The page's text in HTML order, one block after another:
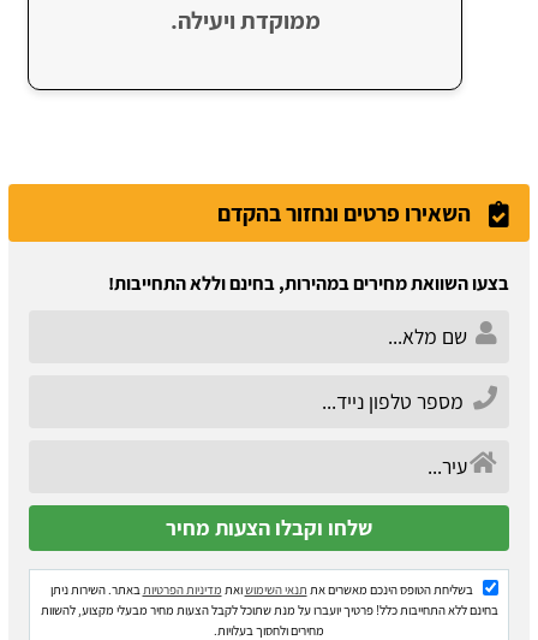
ממוקדת ויעילה.
השאירו פרטים ונחזור בהקדם
בצעו השוואת מחירים במהירות, בחינם וללא התחייבות!
בשליחת הטופס הינכם מאשרים את תנאי השימושואת מדיניות הפרטיות באתר. השירות ניתן
בחינם ללא התחייבות כלל! פרטיך יועברו על מנת שתוכל לקבל הצעות מחיר מבעלי מקצוע, להשוות
מחירים ולחסוך בעלויות.